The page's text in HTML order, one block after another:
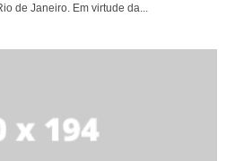
de Janeiro. Em virtude da...